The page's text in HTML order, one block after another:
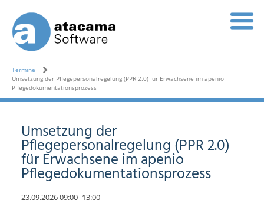
Termine
Umsetzung der Pflegepersonalregelung (PPR 2.0) für Erwachsene im apenio
Pflegedokumentationsprozess
Umsetzung der
Pflegepersonalregelung (PPR 2.0)
für Erwachsene im apenio
Pflegedokumentationsprozess
23.09.2026 09:00–13:00